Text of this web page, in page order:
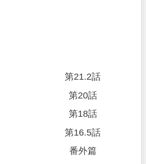
第21.2話
第20話
第18話
第16.5話
番外篇